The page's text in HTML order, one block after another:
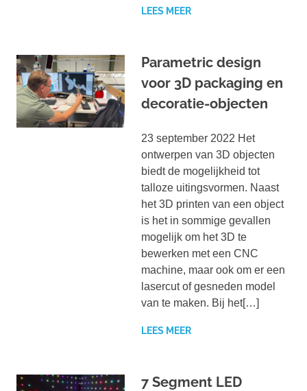
LEES MEER
Parametric design
voor 3D packaging en
decoratie-objecten
23 september 2022 Het
ontwerpen van 3D objecten
biedt de mogelijkheid tot
talloze uitingsvormen. Naast
het 3D printen van een object
is het in sommige gevallen
mogelijk om het 3D te
bewerken met een CNC
machine, maar ook om er een
lasercut of gesneden model
van te maken. Bij het[…]
LEES MEER
7 Segment LED